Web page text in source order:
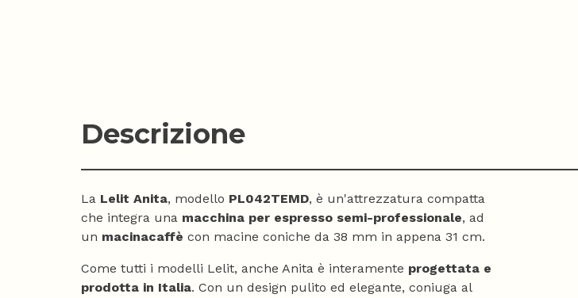
Descrizione
La Lelit Anita, modello PL042TEMD, è un'attrezzatura compatta
che integra una macchina per espresso semi-professionale, ad
un macinacaffè con macine coniche da 38 mm in appena 31 cm.
Come tutti i modelli Lelit, anche Anita è interamente progettata e
prodotta in Italia. Con un design pulito ed elegante, coniuga al